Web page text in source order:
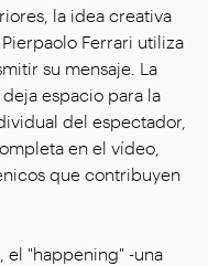
la idea creativa
Ferrari utiliza
su mensaje. La
espacio para la
del espectador,
en el vídeo,
que contribuyen
el "happening" -una